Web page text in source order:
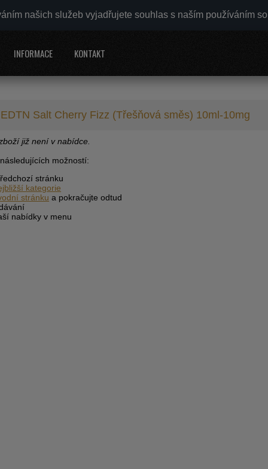
našich služeb vyjadřujete souhlas s naším používáním
INFORMACE KONTAKT
Salt Cherry Fizz (Třešňová směs) 10ml-10mg
již není v nabídce.
možností:
stránku
kategorie
stránku a pokračujte odtud
nabídky v menu